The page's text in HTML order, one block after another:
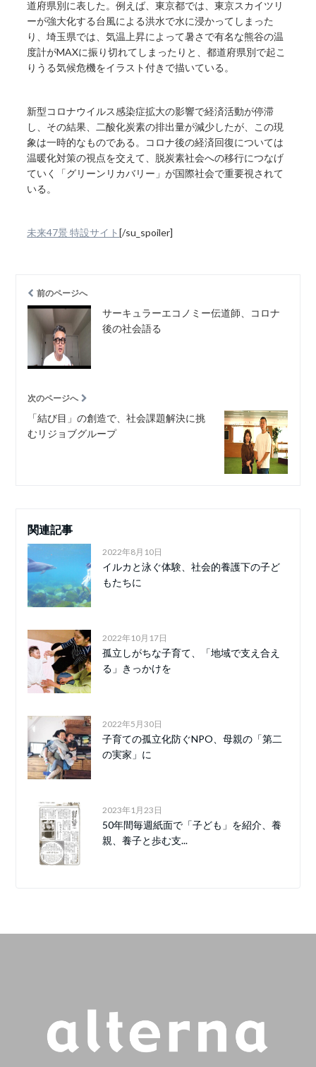
道府県別に表した。例えば、東京都では、東京スカイツリ
ーが強大化する台風による洪水で水に浸かってしまった
り、埼玉県では、気温上昇によって暑さで有名な熊谷の温
度計がMAXに振り切れてしまったりと、都道府県別で起こ
りうる気候危機をイラスト付きで描いている。
新型コロナウイルス感染症拡大の影響で経済活動が停滞
し、その結果、二酸化炭素の排出量が減少したが、この現
象は一時的なものである。コロナ後の経済回復については
温暖化対策の視点を交えて、脱炭素社会への移行につなげ
ていく「グリーンリカバリー」が国際社会で重要視されて
いる。
未来47景 特設サイト[/su_spoiler]
前のページへ
サーキュラーエコノミー伝道師、コロナ
後の社会語る
次のページへ
「結び目」の創造で、社会課題解決に挑
むリジョブグループ
関連記事
2022年8月10日
イルカと泳ぐ体験、社会的養護下の子ど
もたちに
2022年10月17日
孤立しがちな子育て、「地域で支え合え
る」きっかけを
2022年5月30日
子育ての孤立化防ぐNPO、母親の「第二
の実家」に
2023年1月23日
50年間毎週紙面で「子ども」を紹介、養
親、養子と歩む支...